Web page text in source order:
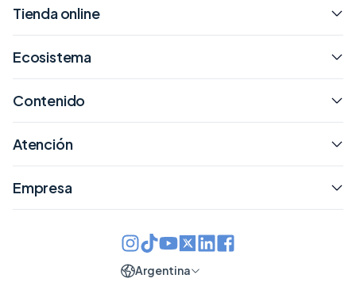
Tienda online
Ecosistema
Contenido
Atención
Empresa
Argentina